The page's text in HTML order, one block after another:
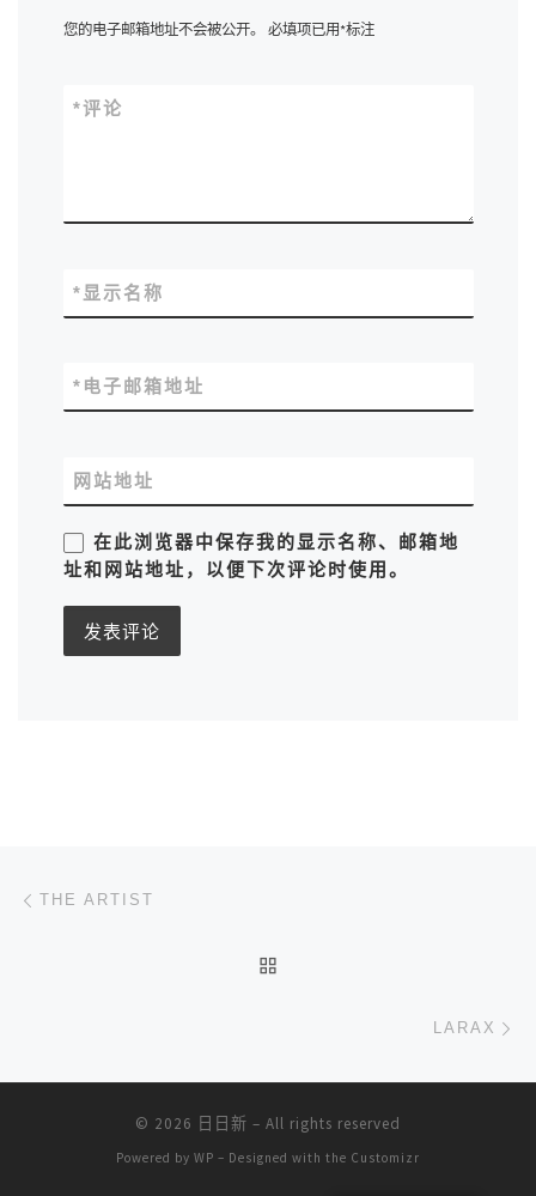
您的电子邮箱地址不会被公开。 必填项已用*标注
评论
*
显示名称
*
电子邮箱地址
*
网站地址
在此浏览器中保存我的显示名称、邮箱地
址和网站地址，以便下次评论时使用。
文章导航
THE ARTIST
LARAX
© 2026 日日新 – All rights reserved
Powered by WP – Designed with the Customizr